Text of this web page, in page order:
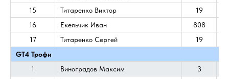
15
Титаренко Виктор
19
16
Екельчик Иван
808
17
Титаренко Сергей
19
GT4 Трофи
1
Виноградов Максим
3